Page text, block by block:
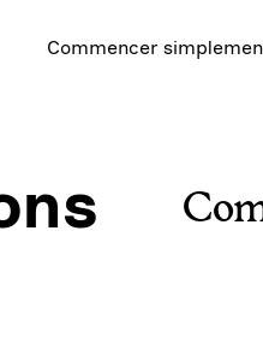
Commencer